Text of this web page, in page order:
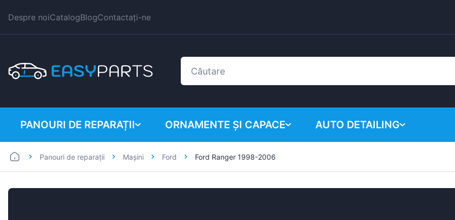
Despre noiCatalogBlogContactați-ne
PANOURI DE REPARAȚII
Autoutilitare
ORNAMENTE ȘI CAPACE
BMW
AUTO DETAILING
Panouri de reparații Mașini Ford Ford Ranger 1998-2006